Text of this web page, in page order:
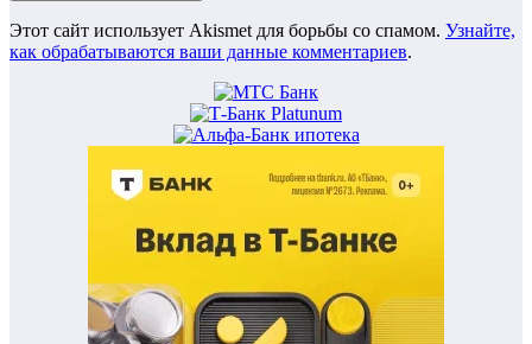
Этот сайт использует Akismet для борьбы со спамом. Узнайте,
как обрабатываются ваши данные комментариев.